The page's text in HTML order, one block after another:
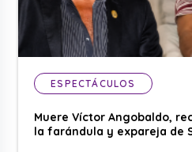
ESPECTÁCULOS
Muere Víctor Angobaldo,
la farándula y expareja de